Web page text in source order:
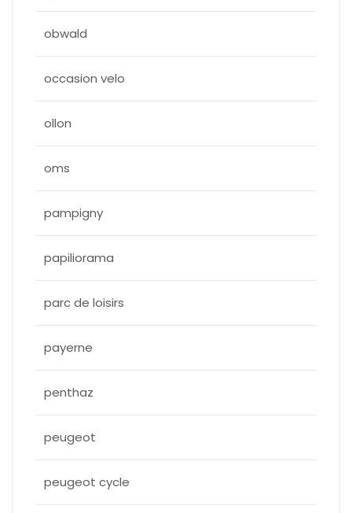
obwald
occasion velo
ollon
oms
pampigny
papiliorama
parc de loisirs
payerne
penthaz
peugeot
peugeot cycle